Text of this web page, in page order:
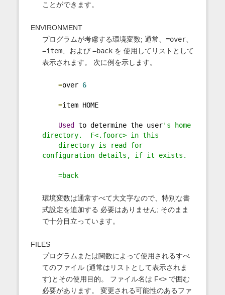
ことができます。
ENVIRONMENT
プログラムが考慮する環境変数; 通常、 =over、
=item、および =backを 使用してリストとして
表示されます。 次に例を示します。
=over 6
=item HOME
Used to determine the user's home
directory.  F<.foorc> in this
directory is read for
configuration details, if it exists.
=back
環境変数は通常すべて大文字なので、特別な書
式設定を追加する 必要はありません; そのまま
で十分目立っています。
FILES
プログラムまたは関数によって使用されるすべ
てのファイル (通常はリストとして表示されま
す)とその使用目的。 ファイル名は F<> で囲む
必要があります。 変更される可能性のあるファ